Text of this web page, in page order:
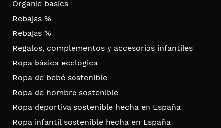
Organic basics
Rebajas %
Rebajas %
Regalos, complementos y accesorios infantiles
Ropa básica ecológica
Ropa de bebé sostenible
Ropa de hombre sostenible
Ropa deportiva sostenible hecha en España
Ropa infantil sostenible hecha en España